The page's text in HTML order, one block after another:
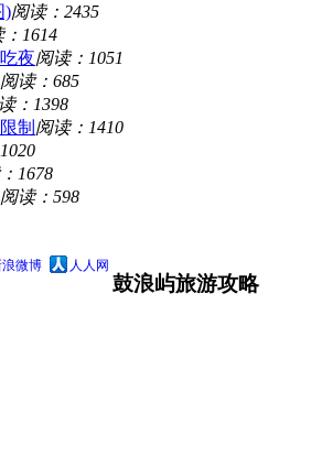
)阅读：2435
：1614
夜阅读：1051
阅读：685
：1398
制 阅读：1410
1678
阅读：598
微博 人人网
鼓浪屿旅游攻略